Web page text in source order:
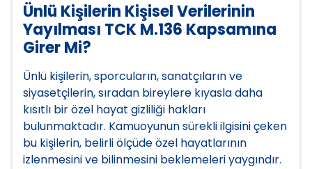
Ünlü Kişilerin Kişisel Verilerinin
Yayılması TCK M.136 Kapsamına
Girer Mi?
Ünlü kişilerin, sporcuların, sanatçıların ve
siyasetçilerin, sıradan bireylere kıyasla daha
kısıtlı bir özel hayat gizliliği hakları
bulunmaktadır. Kamuoyunun sürekli ilgisini çeken
bu kişilerin, belirli ölçüde özel hayatlarının
izlenmesini ve bilinmesini beklemeleri yaygındır.